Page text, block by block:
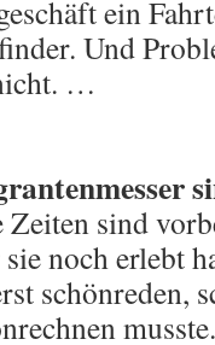
ein
Und
…
sind
noch erlebt
schönreden,
musste.